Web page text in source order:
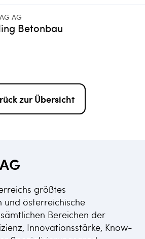
AG
Betonbau
zur Übersicht
größtes
und österreichische
Bereichen der
Innovationsstärke, Know-